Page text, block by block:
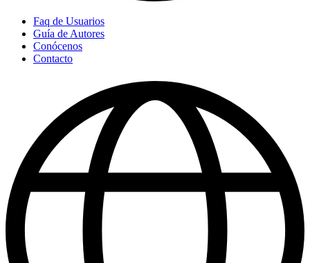
Faq de Usuarios
Guía de Autores
Conócenos
Contacto